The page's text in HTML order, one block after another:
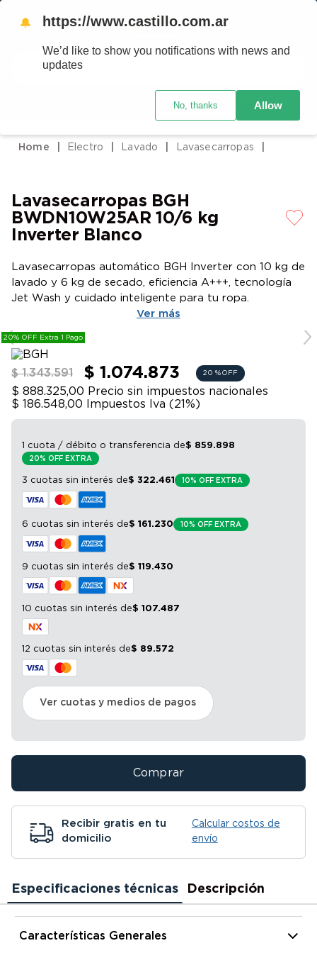
Buscar
Crédito Castillo
Electro Lavado Lavasecarropas
Lavasecarropas BGH
BWDN10W25AR 10/6 kg
Inverter Blanco
Lavasecarropas automático BGH Inverter con 10 kg de
lavado y 6 kg de secado, eficiencia A+++, tecnología
Jet Wash y cuidado inteligente para tu ropa.
Ver más
20% OFF Extra 1 Pago
$ 1.343.591 $ 1.074.873 20 % OFF
$ 888.325,00 Precio sin impuestos nacionales
$ 186.548,00
Impuestos Iva (21%)
1 cuota / débito o transferencia de$ 859.898
20% OFF EXTRA
3 cuotas sin interés de$ 322.461 10% OFF EXTRA
6 cuotas sin interés de$ 161 .230 10% OFF EXTRA
9 cuotas sin interés de$ 119.430
10 cuotas sin interés de$ 107.487
12 cuotas sin interés de$ 89.572
Ver cuotas y medios de pagos
Comprar
Recibir gratis en tu
domicilio
Calcular costos de
envío
Especificaciones técnicas Descripción
Características Generales
2.
heladera
4.
lavarropas
5 .
cocina
7 .
moto
.
aire acondicionado
10.
🔔 https://www.castillo.com.ar
We’d like to show you notifications with news and
updates
No, thanks Allow